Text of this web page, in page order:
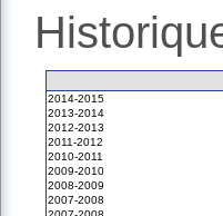
2014-2015
2013-2014
2012-2013
2011-2012
2010-2011
2009-2010
2008-2009
2007-2008